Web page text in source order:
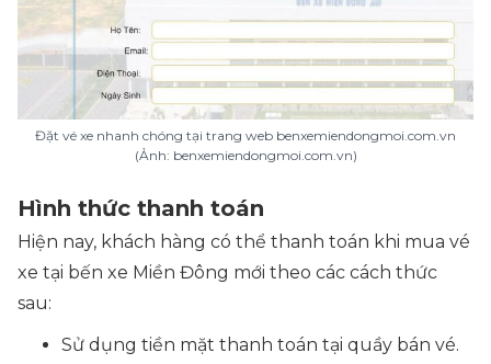
Đặt vé xe nhanh chóng tại trang web benxemiendongmoi.com.vn
(Ảnh: benxemiendongmoi.com.vn)
Hình thức thanh toán
Hiện nay, khách hàng có thể thanh toán khi mua vé
xe tại bến xe Miền Đông mới theo các cách thức
sau:
Sử dụng tiền mặt thanh toán tại quầy bán vé.